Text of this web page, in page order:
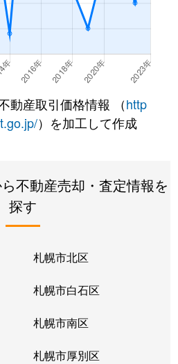
動産取引価格情報 （http
）を加工して作成
不動産売却・査定情報を
探す
札幌市北区
札幌市白石区
札幌市南区
札幌市厚別区